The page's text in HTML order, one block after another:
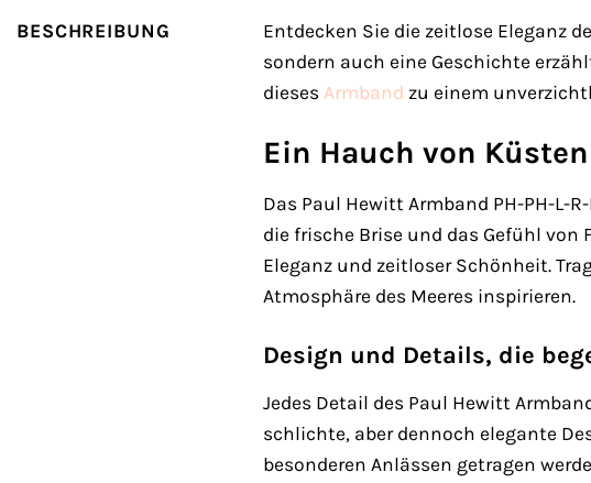
BESCHREIBUNG Entdecken Sie die zeitlose Eleganz
sondern auch eine Geschichte
dieses Armband zu einem
Ein Hauch von
Das Paul Hewitt Armband PH-PH-L-
die frische Brise und das Gefühl
Eleganz und zeitloser Schönheit.
Atmosphäre des Meeres inspirieren.
Design und Details, die
Jedes Detail des Paul Hewitt
schlichte, aber dennoch elegante
besonderen Anlässen getragen